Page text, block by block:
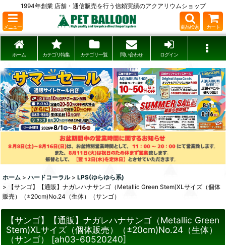
1994年創業 店舗・通信販売を行う信頼実績のアクアリウムショップ
メニュー 商品検索 カート
ホーム カテゴリ特集 カテゴリ一覧 問い合わせ ログイン
ホーム > ハードコーラル > LPS(ゆらゆら系)
>
【サンゴ】【通販】ナガレハナサンゴ（Metallic Green Stem)XLサイズ（個体
販売）（±20cm)No.24（生体）（サンゴ）
【サンゴ】【通販】ナガレハナサンゴ（Metallic Green
Stem)XLサイズ（個体販売）（±20cm)No.24（生体）
（サンゴ）
[ah03-60520240]